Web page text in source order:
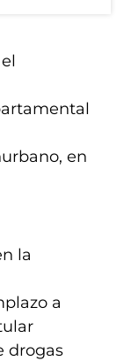
en
la
a
drogas